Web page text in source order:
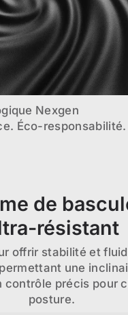
Nexgen
Éco-
de
résistant
offrir stabilité et
une
contrôle précis pour
posture.